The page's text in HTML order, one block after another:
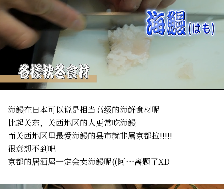
海鳗在日本可以说是相当高级的海鲜食材呢
比起关东，关西地区的人更常吃海鳗
而关西地区里最爱海鳗的县市就非属京都拉!!!!!
很意想不到吧
京都的居酒屋一定会卖海鳗呢((阿~~离题了XD